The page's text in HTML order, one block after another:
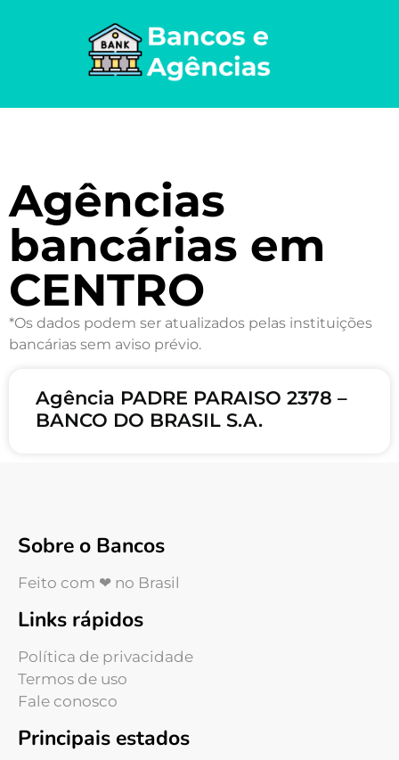
Agências
bancárias em
CENTRO
*Os dados podem ser atualizados pelas instituições
bancárias sem aviso prévio.
Agência PADRE PARAISO 2378 –
BANCO DO BRASIL S.A.
Sobre o Bancos
Feito com ❤ no Brasil
Links rápidos
Política de privacidade
Termos de uso
Fale conosco
Principais estados